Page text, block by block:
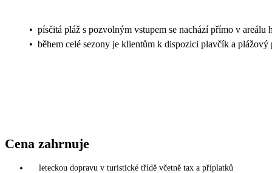
• písčitá pláž s pozvolným vstupem se nachází přímo v areálu
• během celé sezony je klientům k dispozici plavčík a plážový
Cena zahrnuje
leteckou dopravu v turistické třídě včetně tax a příplatků